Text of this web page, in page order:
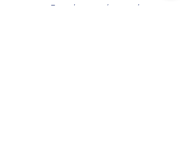
Προηγμένη μηχανική κατεργασία